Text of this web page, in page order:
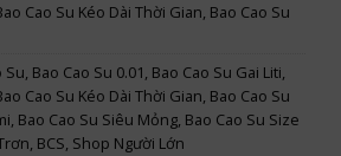
Cao Su Kéo Dài Thời Gian, Bao Cao Su
Su, Bao Cao Su 0.01, Bao Cao Su Gai Liti,
Cao Su Kéo Dài Thời Gian, Bao Cao Su
, Bao Cao Su Siêu Mỏng, Bao Cao Su Size
, BCS, Shop Người Lớn